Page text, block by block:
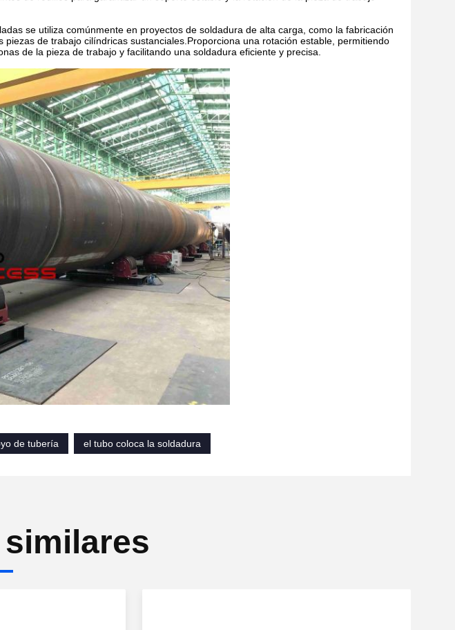
se utiliza comúnmente en proyectos de soldadura de alta carga, como la fabricación
de trabajo cilíndricas sustanciales.Proporciona una rotación estable, permitiendo
de la pieza de trabajo y facilitando una soldadura eficiente y precisa.
de tubería el tubo coloca la soldadura